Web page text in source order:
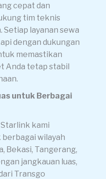
cepat dan
tim teknis
Setiap layanan sewa
dengan dukungan
memastikan
Anda tetap stabil
untuk Berbagai
kami
wilayah
Bekasi, Tangerang,
jangkauan luas,
Transgo